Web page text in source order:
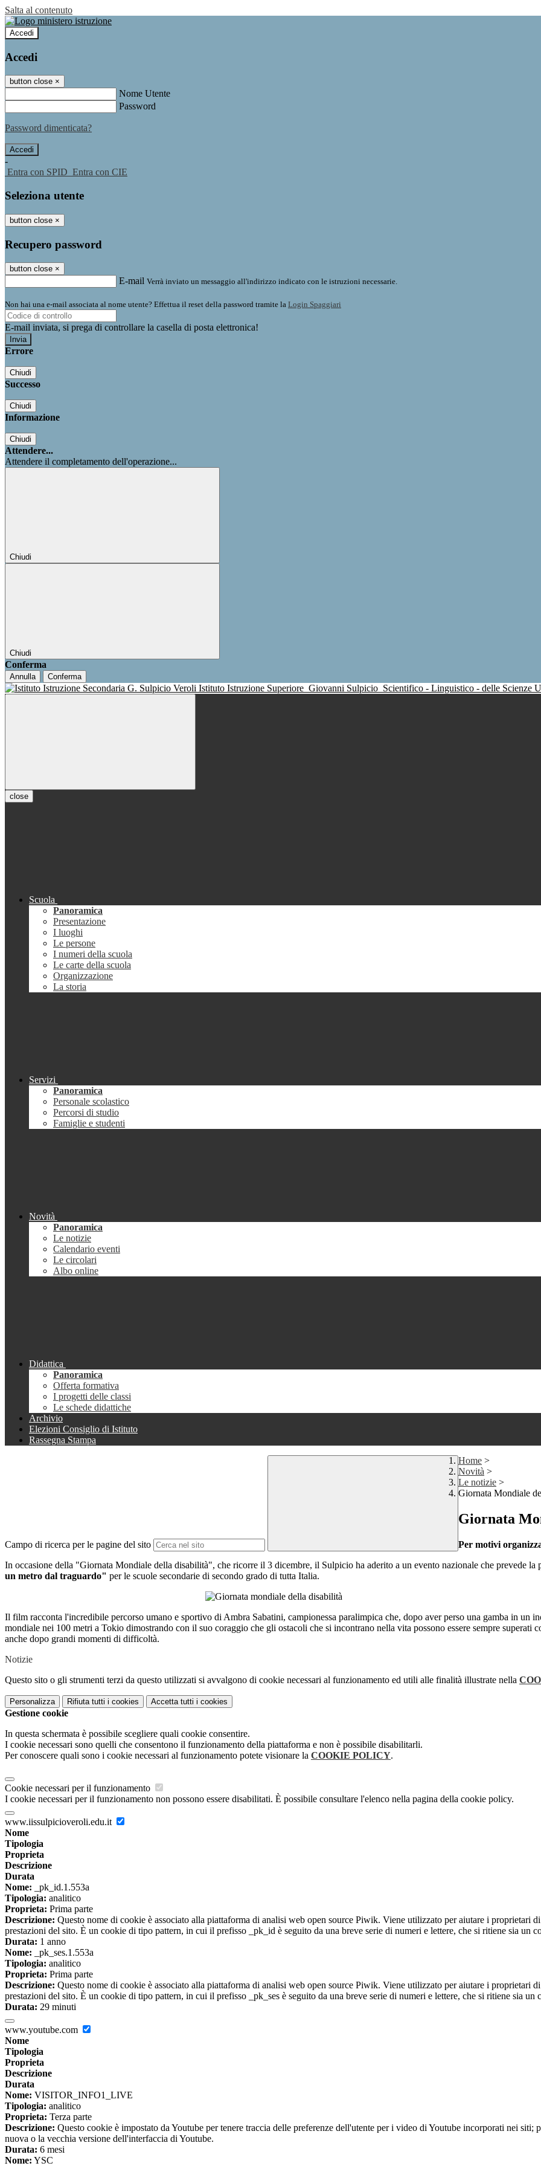
Salta al contenuto
Accedi
Accedi
button close ×
Nome Utente
Password
Password dimenticata?
-
Entra con SPID Entra con CIE
Seleziona utente
button close ×
Recupero password
button close ×
E-mail Verrà inviato un messaggio all'indirizzo indicato con le istruzioni necessarie.
Non hai una e-mail associata al nome utente? Effettua il reset della password tramite la Login Spaggiari
E-mail inviata, si prega di controllare la casella di posta elettronica!
Errore
Chiudi
Successo
Chiudi
Informazione
Chiudi
Attendere...
Attendere il completamento dell'operazione...
Chiudi
Chiudi
Conferma
Annulla Conferma
Istituto Istruzione Superiore Giovanni Sulpicio Scientifico - Linguistico - delle Scienze
close
Scuola
Panoramica
Presentazione
I luoghi
Le persone
I numeri della scuola
Le carte della scuola
Organizzazione
La storia
Servizi
Panoramica
Personale scolastico
Percorsi di studio
Famiglie e studenti
Novità
Panoramica
Le notizie
Calendario eventi
Le circolari
Albo online
Didattica
Panoramica
Offerta formativa
I progetti delle classi
Le schede didattiche
Archivio
Elezioni Consiglio di Istituto
Rassegna Stampa
Campo di ricerca per le pagine del sito
Home >
Novità >
Le notizie >
Giornata Mondiale
Giornata
Per motivi
In occasione della "Giornata Mondiale della disabilità", che ricorre il 3 dicembre, il Sulpicio ha aderito a un evento nazionale che prevede
un metro dal traguardo" per le scuole secondarie di secondo grado di tutta Italia.
Il film racconta l'incredibile percorso umano e sportivo di Ambra Sabatini, campionessa paralimpica che, dopo aver perso una gamba in un
mondiale nei 100 metri a Tokio dimostrando con il suo coraggio che gli ostacoli che si incontrano nella vita possono essere sempre superati
anche dopo grandi momenti di difficoltà.
Notizie
Questo sito o gli strumenti terzi da questo utilizzati si avvalgono di cookie necessari al funzionamento ed utili alle finalità illustrate nella
Personalizza Rifiuta tutti i cookies Accetta tutti i cookies
Gestione cookie
In questa schermata è possibile scegliere quali cookie consentire.
I cookie necessari sono quelli che consentono il funzionamento della piattaforma e non è possibile disabilitarli.
Per conoscere quali sono i cookie necessari al funzionamento potete visionare la COOKIE POLICY.
Cookie necessari per il funzionamento
I cookie necessari per il funzionamento non possono essere disabilitati. È possibile consultare l'elenco nella pagina della cookie policy.
www.iissulpicioveroli.edu.it
Nome
Tipologia
Proprieta
Descrizione
Durata
Nome: _pk_id.1.553a
Tipologia: analitico
Proprieta: Prima parte
Descrizione: Questo nome di cookie è associato alla piattaforma di analisi web open source Piwik. Viene utilizzato per aiutare i proprietari
prestazioni del sito. È un cookie di tipo pattern, in cui il prefisso _pk_id è seguito da una breve serie di numeri e lettere, che si ritiene sia un
Durata: 1 anno
Nome: _pk_ses.1.553a
Tipologia: analitico
Proprieta: Prima parte
Descrizione: Questo nome di cookie è associato alla piattaforma di analisi web open source Piwik. Viene utilizzato per aiutare i proprietari
prestazioni del sito. È un cookie di tipo pattern, in cui il prefisso _pk_ses è seguito da una breve serie di numeri e lettere, che si ritiene sia
Durata: 29 minuti
www.youtube.com
Nome
Tipologia
Proprieta
Descrizione
Durata
Nome: VISITOR_INFO1_LIVE
Tipologia: analitico
Proprieta: Terza parte
Descrizione: Questo cookie è impostato da Youtube per tenere traccia delle preferenze dell'utente per i video di Youtube incorporati nei
nuova o la vecchia versione dell'interfaccia di Youtube.
Durata: 6 mesi
Nome: YSC